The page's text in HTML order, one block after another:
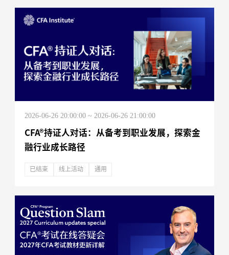
2026-06-26 20:00:00 ~ 2026-06-26 21:00:00
CFA®持证人对话：从备考到职业发展，探索金
融行业成长路径
已结束 线上活动 通用